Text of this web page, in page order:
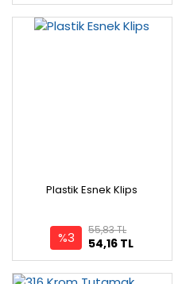
Plastik Esnek Klips
%3 54,16 TL
55,83 TL